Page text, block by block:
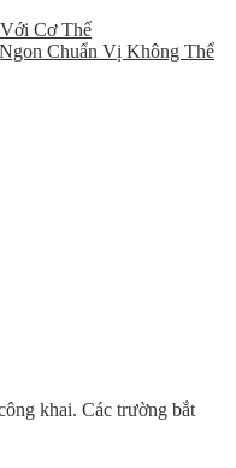
Cơ Thể
Chuẩn Vị Không Thể
khai. Các trường bắt